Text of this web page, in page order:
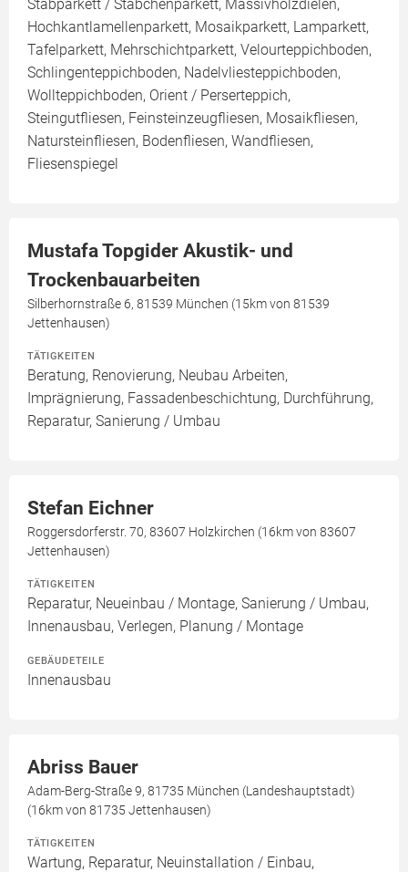
Stabparkett / Stäbchenparkett, Massivholzdielen,
Hochkantlamellenparkett, Mosaikparkett, Lamparkett,
Tafelparkett, Mehrschichtparkett, Velourteppichboden,
Schlingenteppichboden, Nadelvliesteppichboden,
Wollteppichboden, Orient / Perserteppich,
Steingutfliesen, Feinsteinzeugfliesen, Mosaikfliesen,
Natursteinfliesen, Bodenfliesen, Wandfliesen,
Fliesenspiegel
Mustafa Topgider Akustik- und
Trockenbauarbeiten
Silberhornstraße 6, 81539 München (15km von 81539
Jettenhausen)
TÄTIGKEITEN
Beratung, Renovierung, Neubau Arbeiten,
Imprägnierung, Fassadenbeschichtung, Durchführung,
Reparatur, Sanierung / Umbau
Stefan Eichner
Roggersdorferstr. 70, 83607 Holzkirchen (16km von 83607
Jettenhausen)
TÄTIGKEITEN
Reparatur, Neueinbau / Montage, Sanierung / Umbau,
Innenausbau, Verlegen, Planung / Montage
GEBÄUDETEILE
Innenausbau
Abriss Bauer
Adam-Berg-Straße 9, 81735 München (Landeshauptstadt)
(16km von 81735 Jettenhausen)
TÄTIGKEITEN
Wartung, Reparatur, Neuinstallation / Einbau,